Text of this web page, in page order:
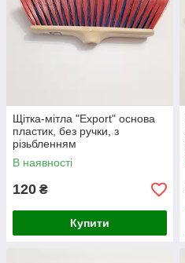
Щітка-мітла "Export" основа
пластик, без ручки, з
різьбленням
В наявності
120 ₴
Купити